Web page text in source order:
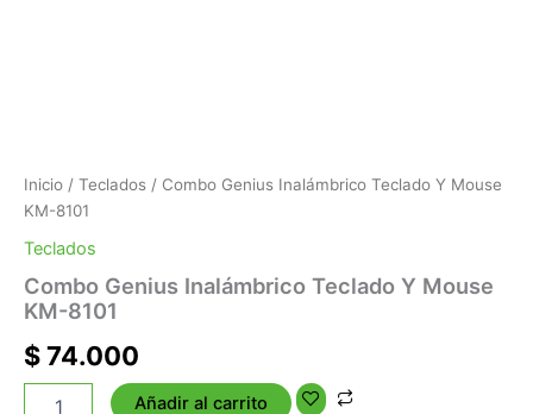
Inicio / Teclados / Combo Genius Inalámbrico Teclado Y Mouse
KM-8101
Teclados
Combo Genius Inalámbrico Teclado Y Mouse
KM-8101
$74.000
Añadir al carrito